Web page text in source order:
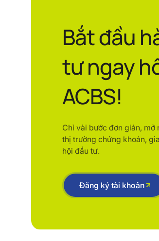
Bắt đầu
tư ngay
ACBS!
Chỉ vài bước đơn giản, mở
thị trường chứng khoán,
hội đầu tư.
Đăng ký tài khoản